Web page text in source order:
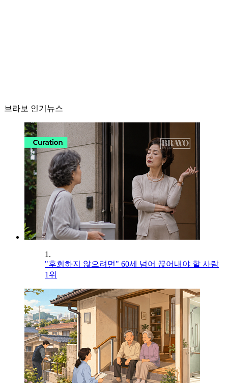
브라보 인기뉴스
1.
"후회하지 않으려면" 60세 넘어 끊어내야 할 사람
1위